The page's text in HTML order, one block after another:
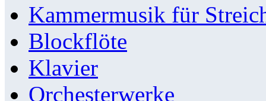
Kammermusik für
Blockflöte
Klavier
Orchesterwerke